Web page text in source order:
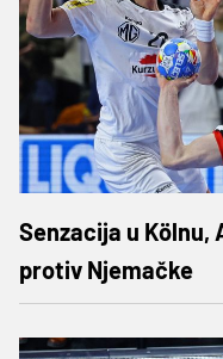
Senzacija u
protiv Njemačke